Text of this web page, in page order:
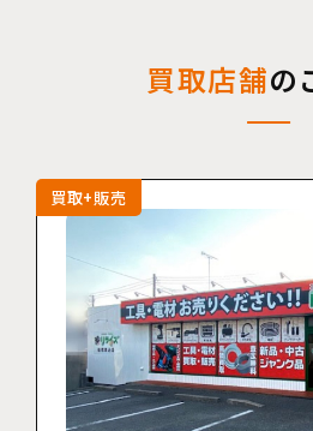
買取店舗の
買取+販売